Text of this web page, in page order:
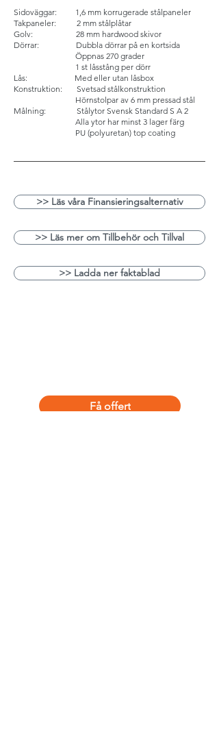
Sidoväggar: 1,6 mm korrugerade stålpaneler
Takpaneler: 2 mm stålplåtar
Golv: 28 mm hardwood skivor
Dörrar: Dubbla dörrar på en kortsida
Öppnas 270 grader
1 st låsstång per dörr
Lås: Med eller utan låsbox
Konstruktion: Svetsad stålkonstruktion
Hörnstolpar av 6 mm pressad stål
Målning: Stålytor Svensk Standard S A 2
Alla ytor har minst 3 lager färg
PU (polyuretan) top coating
>> Läs våra Finansieringsalternativ
>> Läs mer om Tillbehör och Tillval
>> Ladda ner faktablad
Få offert